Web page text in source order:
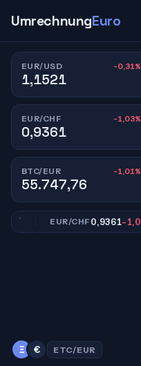
UmrechnungEuro
EUR/USD -0,31%
1,1521
EUR/CHF -1,03%
0,9361
BTC/EUR -1,01%
55.747,76
EUR/CHF0,9361-1,03%
Ξ € ETC/EUR